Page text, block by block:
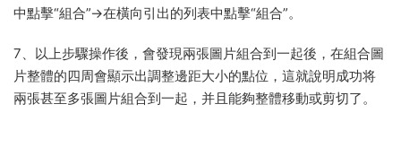
中點擊“組合”→在橫向引出的列表中點擊“組合”。
7、以上步驟操作後，會發現兩張圖片組合到一起後，在組合圖
片整體的四周會顯示出調整邊距大小的點位，這就說明成功将
兩張甚至多張圖片組合到一起，并且能夠整體移動或剪切了。